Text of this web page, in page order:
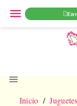
ENVIO
menu
Inicio
menu